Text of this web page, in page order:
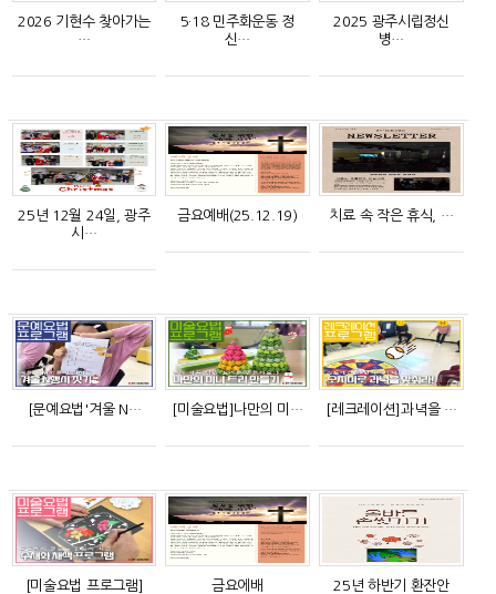
2026 기현수 찾아가는
…
5·18 민주화운동 정
신…
2025 광주시립정신
병…
25년 12월 24일, 광주
시…
금요예배(25.12.19) 치료 속 작은 휴식, …
[문예요법'겨울 N… [미술요법]나만의 미… [레크레이션]과녁을 …
[미술요법 프로그램]
금요에배
25년 하반기 환잔안